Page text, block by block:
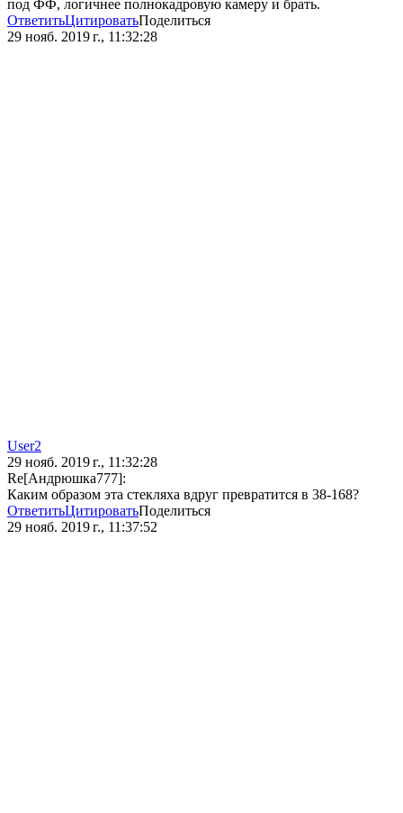
под ФФ, логичнее полнокадровую камеру и брать.
ОтветитьЦитироватьПоделиться
29 нояб. 2019 г., 11:32:28
User2
29 нояб. 2019 г., 11:32:28
Re[Андрюшка777]:
Каким образом эта стекляха вдруг превратится в 38-168?
ОтветитьЦитироватьПоделиться
29 нояб. 2019 г., 11:37:52